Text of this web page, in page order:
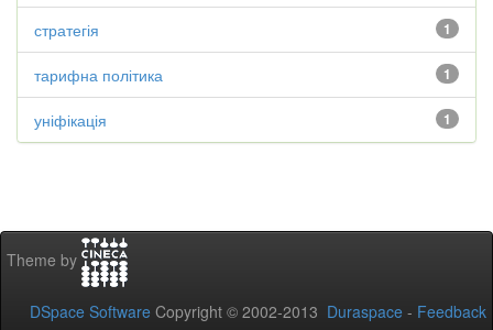
1
стратегія
1
тарифна політика
1
уніфікація
Theme by
DSpace Software Copyright © 2002-2013 Duraspace - Feedback